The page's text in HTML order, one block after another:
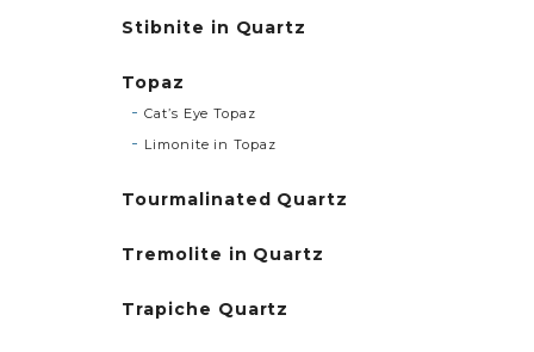
Stibnite in Quartz
Topaz
Cat’s Eye Topaz
Limonite in Topaz
Tourmalinated Quartz
Tremolite in Quartz
Trapiche Quartz